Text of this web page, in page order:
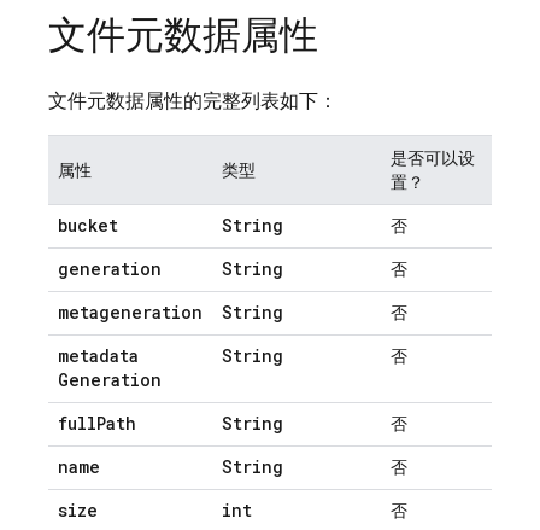
文件元数据属性
文件元数据属性的完整列表如下：
属性 类型
是否可以设
置？
bucket String 否
generation String 否
metageneration String 否
metadata
Generation
String 否
fullPath String 否
name String 否
size int 否